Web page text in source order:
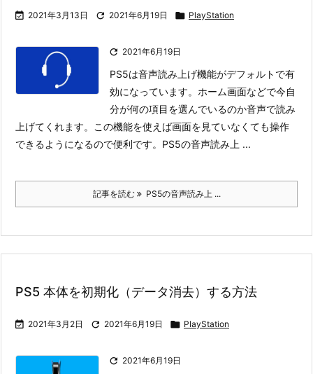
 2021年3月13日  2021年6月19日  PlayStation
 2021年6月19日
PS5は音声読み上げ機能がデフォルトで有
効になっています。ホーム画面などで今自
分が何の項目を選んでいるのか音声で読み
上げてくれます。この機能を使えば画面を見ていなくても操作
できるようになるので便利です。 PS5の音声読み上 ...
記事を読む PS5の音声読み上 ...
PS5 本体を初期化（データ消去）する方法
 2021年3月2日  2021年6月19日  PlayStation
 2021年6月19日